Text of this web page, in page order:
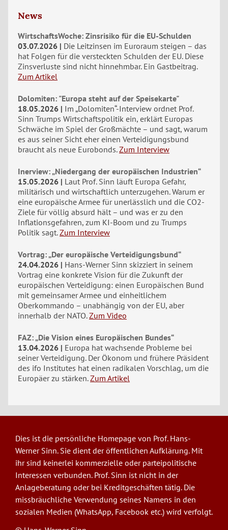
News
WirtschaftsWoche: Zinsrisiko für die EU-Schulden
03.07.2026
Die Leitzinsen im Euroraum steigen – das
hat Folgen für die versteckten Schulden der EU. Diese
Zinsverluste sind nicht hinnehmbar. Ein Gastbeitrag.
Zum Artikel
Dolomiten: "Europa steht auf der Speisekarte"
18.05.2026
Im „Dolomiten“-Interview ordnet Prof.
Sinn Trumps Wirtschaftspolitik ein, erklärt Europas
Schwäche im Spiel der Großmächte – und sagt, warum
es aus seiner Sicht eher einen Verteidigungsbund
braucht als neue Eurobonds. Zum Interview
Inerview: „Niedergang der europäischen Industrien“
15.05.2026
Laut Prof. Sinn läuft Europa Gefahr,
militärisch und wirtschaftlich unterzugehen. Warum er
eine europäische Armee für unerlässlich und die CO2-
Ziele für völlig absurd hält – und was er zu den
Inflationsgefahren, zum KI-Boom und zu Trumps
Politik sagt. Zum Interview
Vortrag: „Der europäische Verteidigungsbund“
24.04.2026
Hans-Werner Sinn skizziert in seinem
Vortrag eine konkrete Vision für die Zukunft der
europäischen Verteidigung: einen Europäischen Bund
mit gemeinsamer Armee und einheitlichem
Oberkommando – unabhängig von der EU, aber
innerhalb der NATO. Zum Video
FAZ: „Die Vision eines Europäischen Bundes“
13.04.2026
Europa hat wachsende Probleme bei
seiner Verteidigung. Der Ökonom und frühere Präsident
des ifo Institutes hat einen radikalen Vorschlag, um die
Europäer zu stärken. Zum Artikel
Dies ist die persönliche Homepage von Prof. Hans-
Werner Sinn. Sie dient der öffentlichen Aufklärung. Mit
ihr sind keinerlei kommerzielle oder parteipolitische
Interessen verbunden. Prof. Sinn ist nicht in der
Anlageberatung oder bei Kreditgeschäften tätig. Die
missbräuchliche Verwendung seines Namens in den
sozialen Medien (WhatsApp, Facebook etc.) wird verfolgt.